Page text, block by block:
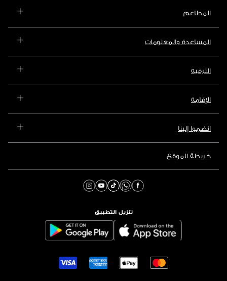
المطاعم
المساعدة والمعلومات
الترفيه
الإقامة
انضموا إلينا
خريطة الموقع
تنزيل التطبيق